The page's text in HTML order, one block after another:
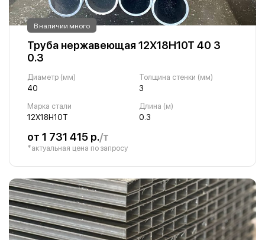
В наличии много
Труба нержавеющая 12Х18Н10Т 40 3
0.3
Диаметр (мм)
40
Толщина стенки (мм)
3
Марка стали
12Х18Н10Т
Длина (м)
0.3
от 1 731 415 р./т
*актуальная цена по запросу